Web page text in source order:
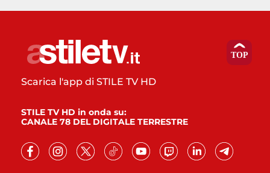
Scarica l'app di STILE TV HD
STILE TV HD in onda su:
CANALE 78 DEL DIGITALE TERRESTRE